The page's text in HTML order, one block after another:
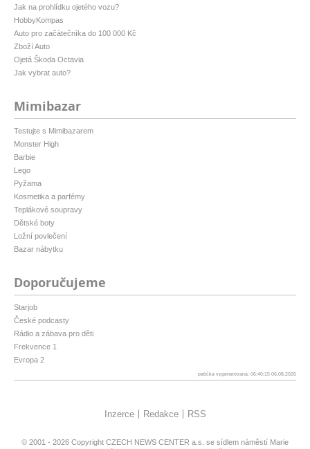
Jak na prohlídku ojetého vozu?
HobbyKompas
Auto pro začátečníka do 100 000 Kč
Zboží Auto
Ojetá Škoda Octavia
Jak vybrat auto?
Mimibazar
Testujte s Mimibazarem
Monster High
Barbie
Lego
Pyžama
Kosmetika a parfémy
Teplákové soupravy
Dětské boty
Ložní povlečení
Bazar nábytku
Doporučujeme
Starjob
České podcasty
Rádio a zábava pro děti
Frekvence 1
Evropa 2
patička vygenerovaná: 06:40:15 06.08.2026
Inzerce Redakce RSS
© 2001 - 2026 Copyright CZECH NEWS CENTER a.s. se sídlem náměstí Marie